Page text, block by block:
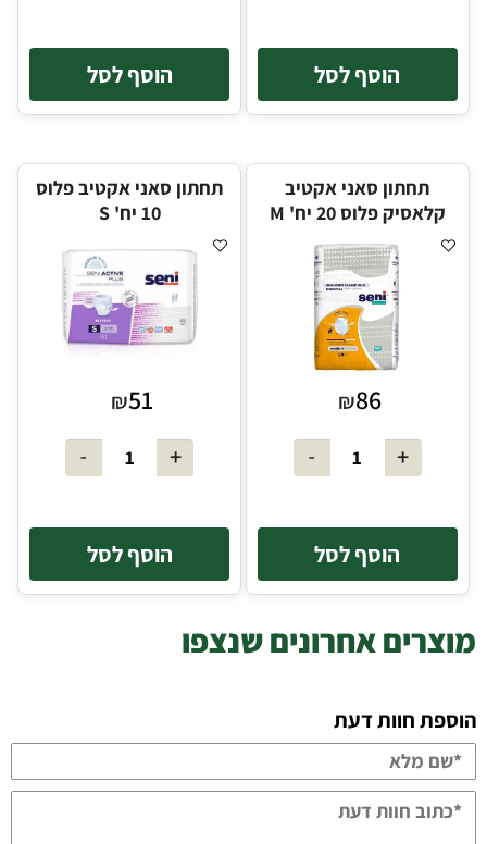
הוסף לסל הוסף לסל
תחתון סאני אקטיב
קלאסיק פלוס 20 יח' M
₪86
הוסף לסל
תחתון סאני אקטיב פלוס
10 יח' S
₪51
הוסף לסל
מוצרים אחרונים שנצפו
הוספת חוות דעת